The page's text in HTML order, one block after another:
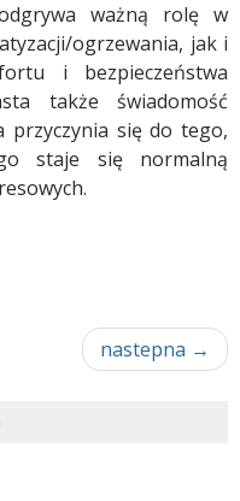
ważną rolę w
ogrzewania, jak i
i bezpieczeństwa
także świadomość
przyczynia się do tego,
staje się normalną
nastepna →